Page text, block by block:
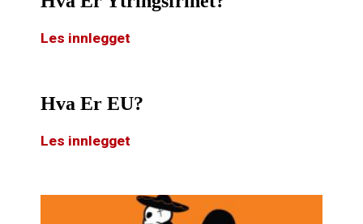
Les innlegget
Hva Er EU?
Les innlegget